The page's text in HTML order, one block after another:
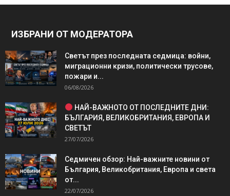
ИЗБРАНИ ОТ МОДЕРАТОРА
Светът през последната седмица: войни,
миграционни кризи, политически трусове,
пожари и...
06/08/2026
НАЙ-ВАЖНОТО ОТ ПОСЛЕДНИТЕ ДНИ:
БЪЛГАРИЯ, ВЕЛИКОБРИТАНИЯ, ЕВРОПА И
СВЕТЪТ
27/07/2026
Седмичен обзор: Най-важните новини от
България, Великобритания, Европа и света
от...
22/07/2026